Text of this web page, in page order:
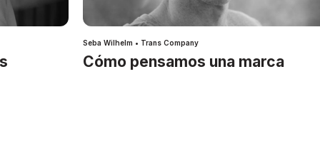
Seba Wilhelm • Trans Company
Cómo pensamos una marca